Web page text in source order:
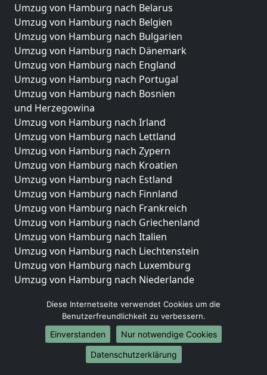
Umzug von Hamburg nach Belarus
Umzug von Hamburg nach Belgien
Umzug von Hamburg nach Bulgarien
Umzug von Hamburg nach Dänemark
Umzug von Hamburg nach England
Umzug von Hamburg nach Portugal
Umzug von Hamburg nach Bosnien
und Herzegowina
Umzug von Hamburg nach Irland
Umzug von Hamburg nach Lettland
Umzug von Hamburg nach Zypern
Umzug von Hamburg nach Kroatien
Umzug von Hamburg nach Estland
Umzug von Hamburg nach Finnland
Umzug von Hamburg nach Frankreich
Umzug von Hamburg nach Griechenland
Umzug von Hamburg nach Italien
Umzug von Hamburg nach Liechtenstein
Umzug von Hamburg nach Luxemburg
Umzug von Hamburg nach Niederlande
Umzüge-Deutschlandweit
Umzug von Hamburg nach Berlin
Umzug von Hamburg nach Hamburg
Umzug von Hamburg nach München
Diese Internetseite verwendet Cookies um die
Benutzerfreundlichkeit zu verbessern.
Einverstanden
Nur notwendige Cookies
Datenschutzerklärung